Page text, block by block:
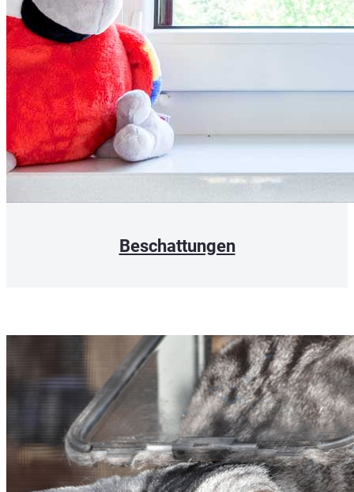
Beschattungen